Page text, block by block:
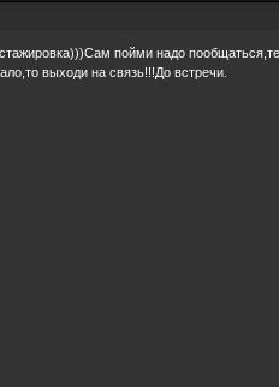
пойми надо
выходи на связь!!!До встречи.